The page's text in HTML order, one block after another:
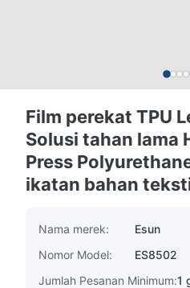
Film perekat TPU
Solusi tahan lama
Press
ikatan bahan
Nama merek:
Esun
Nomor Model:
ES8502
Jumlah Pesanan Minimum:1